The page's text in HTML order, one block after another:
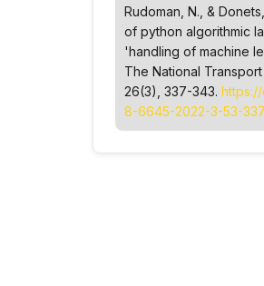
Rudoman, N., &
of python algorithmic
'handling of machine
The National
26(3), 337-343.
8-6645-2022-3-53-